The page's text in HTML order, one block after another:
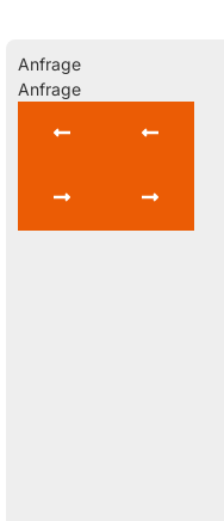
Anfrage
Anfrage